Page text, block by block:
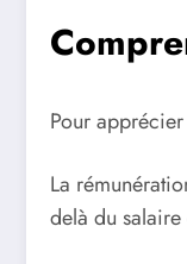
Pour
La
delà du salaire